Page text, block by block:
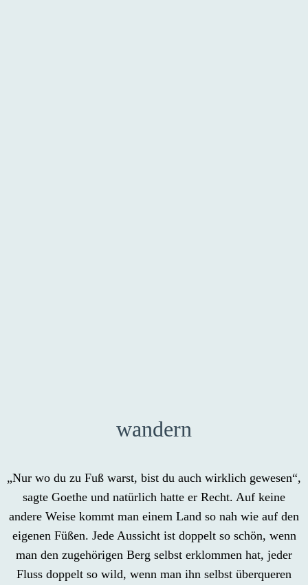
wandern
„Nur wo du zu Fuß warst, bist du auch wirklich gewesen“,
sagte Goethe und natürlich hatte er Recht. Auf keine
andere Weise kommt man einem Land so nah wie auf den
eigenen Füßen. Jede Aussicht ist doppelt so schön, wenn
man den zugehörigen Berg selbst erklommen hat, jeder
Fluss doppelt so wild, wenn man ihn selbst überqueren